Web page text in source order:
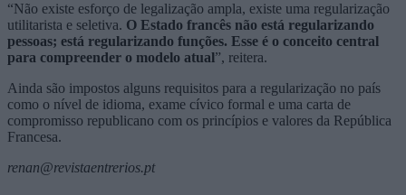
“Não existe esforço de legalização ampla, existe uma regularização
utilitarista e seletiva. O Estado francês não está regularizando
pessoas; está regularizando funções. Esse é o conceito central
para compreender o modelo atual”, reitera.
Ainda são impostos alguns requisitos para a regularização no país
como o nível de idioma, exame cívico formal e uma carta de
compromisso republicano com os princípios e valores da República
Francesa.
renan@revistaentrerios.pt